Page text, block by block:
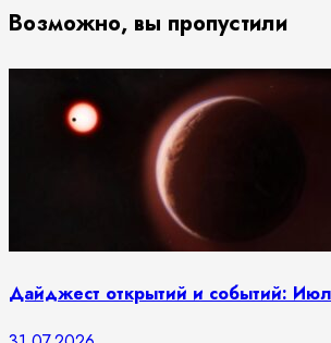
Возможно, вы пропустили
Дайджест открытий и событий: